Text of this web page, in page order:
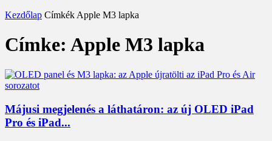
Kezdőlap Címkék Apple M3 lapka
Címke: Apple M3 lapka
Májusi megjelenés a láthatáron: az új OLED iPad
Pro és iPad...